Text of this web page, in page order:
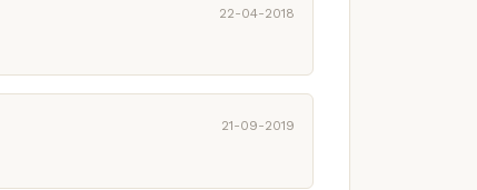
22-04-2018
21-09-2019